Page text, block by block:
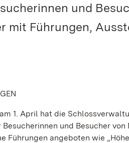
und
mit Führungen,
1. April hat die
Besucherinnen und Besucher
Führungen angeboten wie